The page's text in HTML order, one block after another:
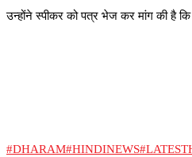
उन्होंने स्पीकर को पत्र भेज कर मांग की है
#DHARAM#HINDINEWS